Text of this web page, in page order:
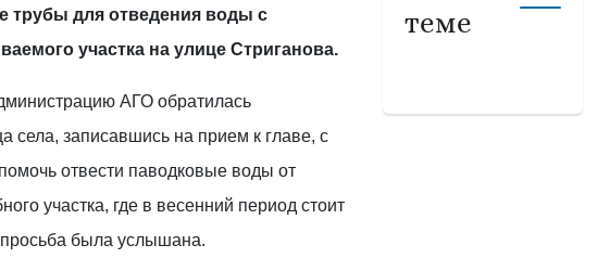
трубы для отведения воды с
участка на улице Стриганова.
АГО обратилась
села, записавшись на прием к главе, с
отвести паводковые воды от
участка, где в весенний период стоит
была услышана.
теме